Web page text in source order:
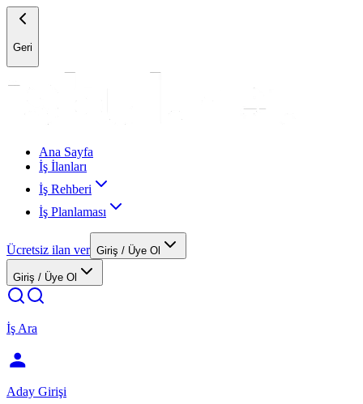
Geri
Ana Sayfa
İş İlanları
İş Rehberi
İş Planlaması
Ücretsiz ilan ver Giriş / Üye Ol
Giriş / Üye Ol
İş Ara
Aday Girişi